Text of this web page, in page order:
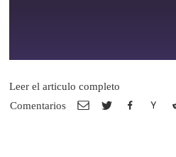
Comentarios
Leer el articulo completo